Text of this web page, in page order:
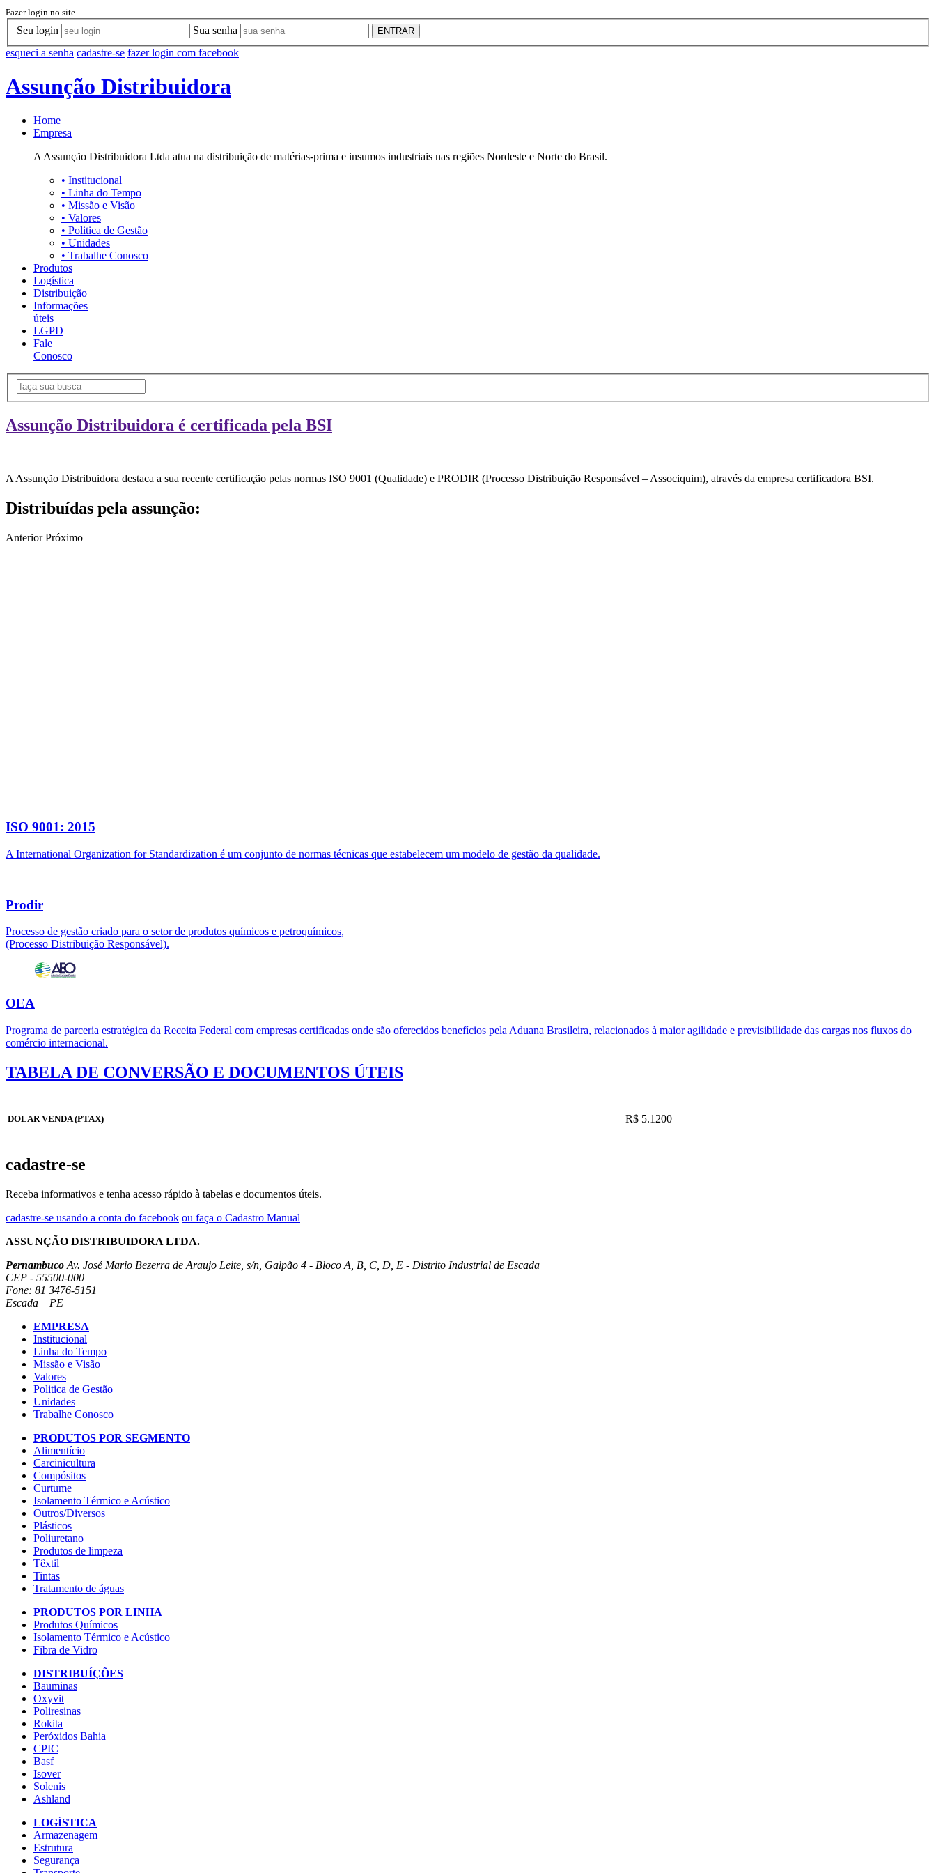
Fazer login no site
Seu login Sua senha ENTRAR
esqueci a senha cadastre-se fazer login com facebook
Assunção Distribuidora
Home
Empresa
A Assunção Distribuidora Ltda atua na distribuição de matérias-prima e insumos industriais nas regiões Nordeste e Norte do Brasil.
• Institucional
• Linha do Tempo
• Missão e Visão
• Valores
• Politica de Gestão
• Unidades
• Trabalhe Conosco
Produtos
Logística
Distribuição
Informações
úteis
LGPD
Fale
Conosco
Assunção Distribuidora é certificada pela BSI
A Assunção Distribuidora destaca a sua recente certificação pelas normas ISO 9001 (Qualidade) e PRODIR (Processo Distribuição Responsável – Associquim), através da empresa certificadora BSI.
Distribuídas pela assunção:
Anterior Próximo
ISO 9001: 2015
A International Organization for Standardization é um conjunto de normas técnicas que estabelecem um modelo de gestão da qualidade.
Prodir
Processo de gestão criado para o setor de produtos químicos e petroquímicos,
(Processo Distribuição Responsável).
OEA
Programa de parceria estratégica da Receita Federal com empresas certificadas onde são oferecidos benefícios pela Aduana Brasileira, relacionados à maior agilidade e previsibilidade das cargas nos fluxos do
comércio internacional.
TABELA DE CONVERSÃO E DOCUMENTOS ÚTEIS
DOLAR VENDA (PTAX) R$ 5.1200
cadastre-se
Receba informativos e tenha acesso rápido à tabelas e documentos úteis.
cadastre-se usando a conta do facebook ou faça o Cadastro Manual
ASSUNÇÃO DISTRIBUIDORA LTDA.
Pernambuco Av. José Mario Bezerra de Araujo Leite, s/n, Galpão 4 - Bloco A, B, C, D, E - Distrito Industrial de Escada
CEP - 55500-000
Fone: 81 3476-5151
Escada – PE
EMPRESA
Institucional
Linha do Tempo
Missão e Visão
Valores
Politica de Gestão
Unidades
Trabalhe Conosco
PRODUTOS POR SEGMENTO
Alimentício
Carcinicultura
Compósitos
Curtume
Isolamento Térmico e Acústico
Outros/Diversos
Plásticos
Poliuretano
Produtos de limpeza
Têxtil
Tintas
Tratamento de águas
PRODUTOS POR LINHA
Produtos Químicos
Isolamento Térmico e Acústico
Fibra de Vidro
DISTRIBUÍÇÕES
Bauminas
Oxyvit
Poliresinas
Rokita
Peróxidos Bahia
CPIC
Basf
Isover
Solenis
Ashland
LOGÍSTICA
Armazenagem
Estrutura
Segurança